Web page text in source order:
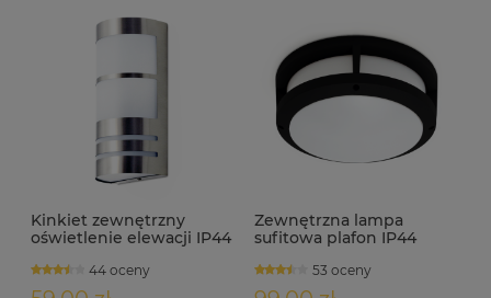
Kinkiet zewnętrzny
oświetlenie elewacji IP44
44 oceny
Zewnętrzna lampa
sufitowa plafon IP44
53 oceny